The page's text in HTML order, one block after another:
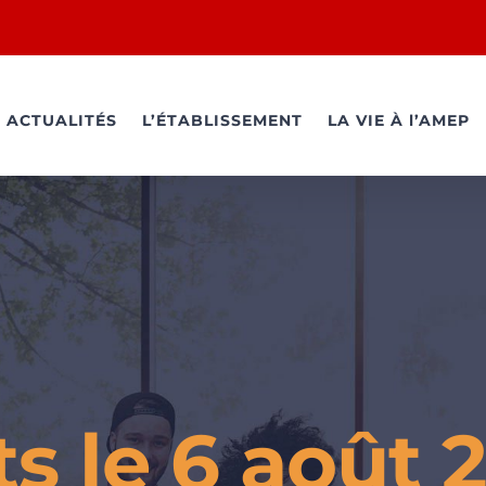
ACTUALITÉS L’ÉTABLISSEMENT LA VIE À l’AMEP
le 6 août